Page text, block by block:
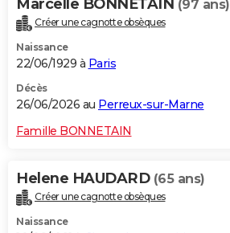
Marcelle BONNETAIN (97 ans)
Créer une cagnotte obsèques
Naissance
22/06/1929 à Paris
Décès
26/06/2026 au Perreux-sur-Marne
Famille BONNETAIN
Helene HAUDARD (65 ans)
Créer une cagnotte obsèques
Naissance